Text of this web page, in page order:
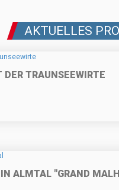
AKTUELLES
TRAUNSEEWIRTE
ALMTAL "GRAND